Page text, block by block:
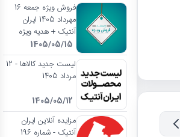
فروش ویژه جمعه 16
مهرداد 1405 ایران
آنتیک + هدیه ویژه
1405/05/15
لیست جدید کالاها - 12
مرداد 1405
1405/05/12
مزایده آنلاین ایران
آنتیک - شماره 196